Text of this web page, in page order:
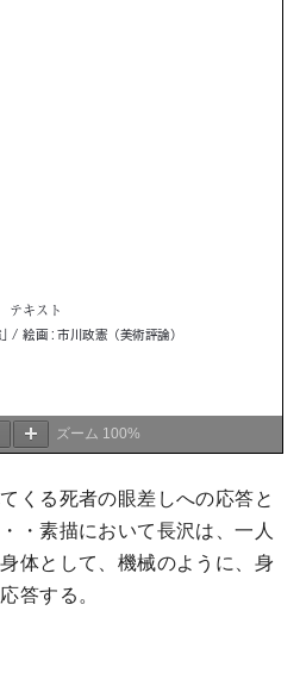
ズーム 100%
くる死者の眼差しへの応答と
・素描において長沢は、一人
体として、機械のように、身
答する。